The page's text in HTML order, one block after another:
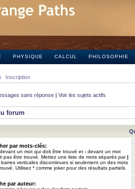
PHYSIQUE CALCUL PHILOSOPHIE
Inscription
sans réponse | Voir les sujets actifs
forum
par mots-clés:
devant un mot qui doit être trouvé et - devant un mot
pas être trouvé. Mettez une liste de mots séparés par|
verticales discontinues si seulement un des mots
Utilisez * comme joker pour des résultats partiels.
par auteur: